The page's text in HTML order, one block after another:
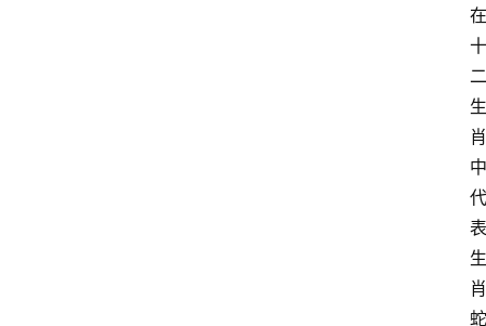
在
十
二
生
肖
中
代
表
生
肖
蛇